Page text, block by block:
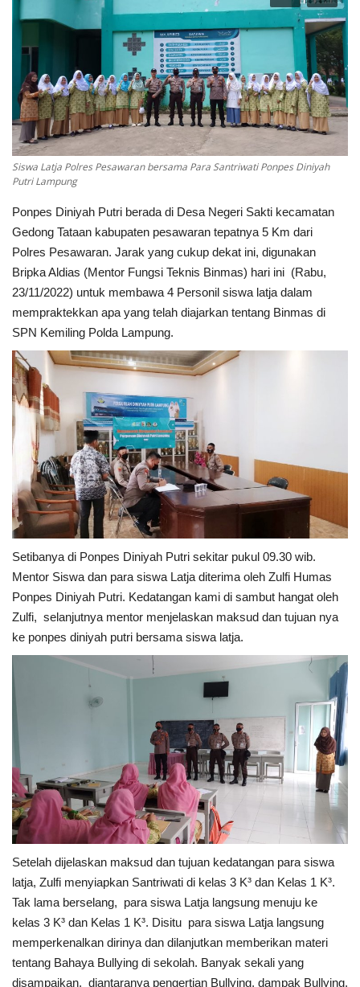
Keamanan
Kejahatan
Cybers Event
UMKM & Ekonomi Kreatif
Pekerja Migran Indonesia
Ekonomi
Pendidikan
Informasi Journalism
Olahraga
Kesehatan
Layanan Publik
Perempuan/Anak
Siswa Latja Polres Pesawaran bersama Para Santriwati Ponpes Diniyah
Putri Lampung
Ponpes Diniyah Putri berada di Desa Negeri Sakti kecamatan
Gedong Tataan kabupaten pesawaran tepatnya 5 Km dari
Polres Pesawaran. Jarak yang cukup dekat ini, digunakan
Bripka Aldias (Mentor Fungsi Teknis Binmas) hari ini (Rabu,
23/11/2022) untuk membawa 4 Personil siswa latja dalam
mempraktekkan apa yang telah diajarkan tentang Binmas di
SPN Kemiling Polda Lampung.
Setibanya di Ponpes Diniyah Putri sekitar pukul 09.30 wib.
Mentor Siswa dan para siswa Latja diterima oleh Zulfi Humas
Ponpes Diniyah Putri. Kedatangan kami di sambut hangat oleh
Zulfi, selanjutnya mentor menjelaskan maksud dan tujuan nya
ke ponpes diniyah putri bersama siswa latja.
Setelah dijelaskan maksud dan tujuan kedatangan para siswa
latja, Zulfi menyiapkan Santriwati di kelas 3 K³ dan Kelas 1 K³.
Tak lama berselang, para siswa Latja langsung menuju ke
kelas 3 K³ dan Kelas 1 K³. Disitu para siswa Latja langsung
memperkenalkan dirinya dan dilanjutkan memberikan materi
tentang Bahaya Bullying di sekolah. Banyak sekali yang
disampaikan, diantaranya pengertian Bullying, dampak Bullying,